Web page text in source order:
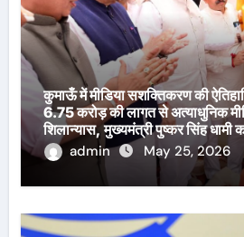
कुमाऊँ में मीडिया सशक्तिकरण की
6.75 करोड़ की लागत से अत्याधुनिक
शिलान्यास, मुख्यमंत्री पुष्कर सिंह धामी
admin
May 25, 2026